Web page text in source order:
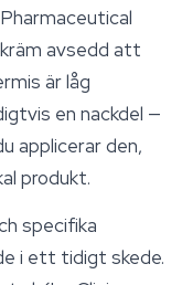
kräm avsedd att
är låg
en nackdel —
applicerar den,
produkt.
specifika
i ett tidigt skede.